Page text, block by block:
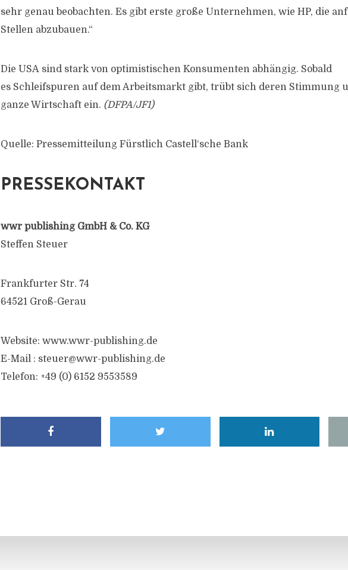
sehr genau beobachten. Es gibt erste große Unternehmen, wie HP, die
Stellen abzubauen.“
Die USA sind stark von optimistischen Konsumenten abhängig. Sobald
es Schleifspuren auf dem Arbeitsmarkt gibt, trübt sich deren Stimmung
ganze Wirtschaft ein. (DFPA/JF1)
Quelle: Pressemitteilung Fürstlich Castell‘sche Bank
PRESSEKONTAKT
wwr publishing GmbH & Co. KG
Steffen Steuer
Frankfurter Str. 74
64521 Groß-Gerau
Website: www.wwr-publishing.de
E-Mail : steuer@wwr-publishing.de
Telefon: +49 (0) 6152 9553589